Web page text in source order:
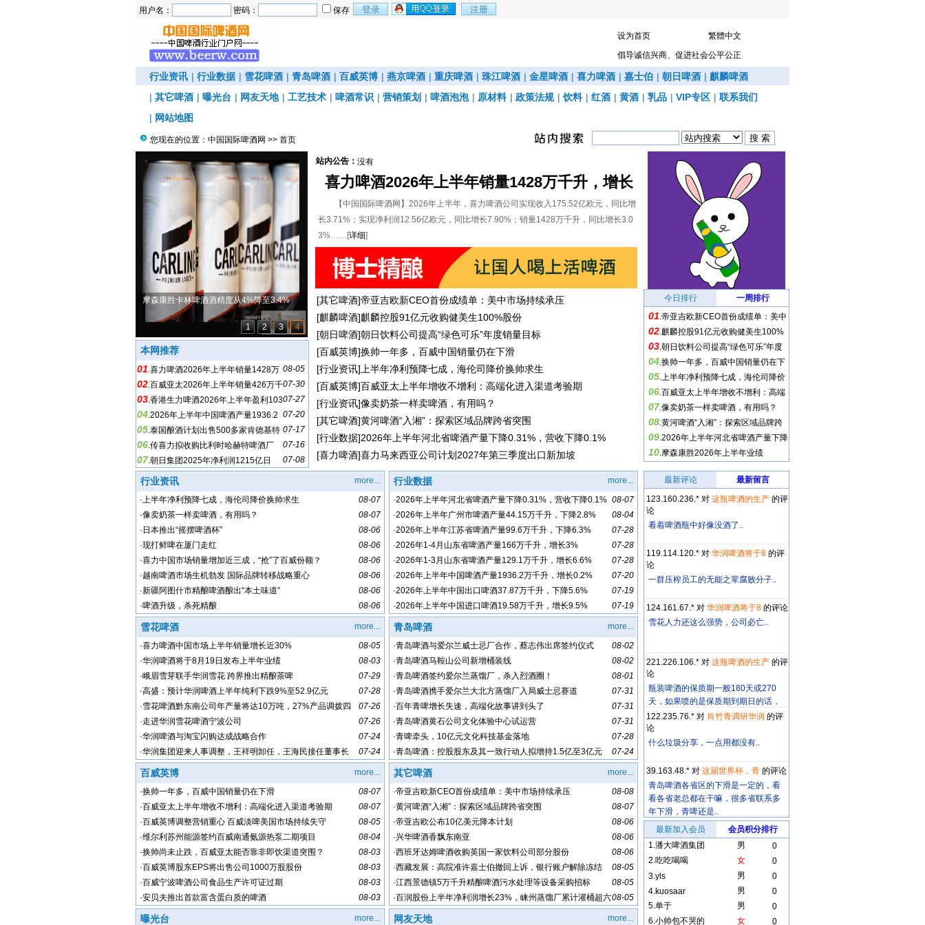
用户名： 密码： 保存
设为首页
繁體中文
倡导诚信兴商、促进社会公平公正
行业资讯 | 行业数据 | 雪花啤酒 | 青岛啤酒 | 百威英博 | 燕京啤酒 | 重庆啤酒 | 珠江啤酒 | 金星啤酒 | 喜力啤酒 | 嘉士伯 | 朝日啤酒 | 麒麟啤酒
| 其它啤酒 | 曝光台 | 网友天地 | 工艺技术 | 啤酒常识 | 营销策划 | 啤酒泡泡 | 原材料 | 政策法规 | 饮料 | 红酒 | 黄酒 | 乳品 | VIP专区 | 联系我们
| 网站地图
您现在的位置： 中国国际啤酒网 >> 首页
摩森康胜卡林啤酒酒精度从4%降至3.4%
1 2 3 4
本网推荐
08-05
01.喜力啤酒2026年上半年销量1428万
千升，增长3%
07-30
02.百威亚太2026年上半年销量426万千
升，下降2.3%
07-27
03.香港生力啤酒2026年上半年盈利103
4万港元，下降79%
07-20
04.2026年上半年中国啤酒产量1936.2
万千升，增长0.2%
07-17
05.泰国酿酒计划出售500多家肯德基特
许经营店
07-16
06.传喜力拟收购比利时哈赫特啤酒厂
07-08
07.朝日集团2025年净利润1215亿日
元，下降36.7%
站内公告： 没有
喜力啤酒2026年上半年销量1428万千升，增长
3%
【中国国际啤酒网】2026年上半年，喜力啤酒公司实现收入175.52亿欧元，同比增
长3.71%；实现净利润12.56亿欧元，同比增长7.90%；销量1428万千升，同比增长3.0
3%……[详细]
[其它啤酒]帝亚吉欧新CEO首份成绩单：美中市场持续承压
[麒麟啤酒]麒麟控股91亿元收购健美生100%股份
[朝日啤酒]朝日饮料公司提高“绿色可乐”年度销量目标
[百威英博]换帅一年多，百威中国销量仍在下滑
[行业资讯] 上半年净利预降七成，海伦司降价换帅求生
[百威英博]百威亚太上半年增收不增利：高端化进入渠道考验期
[行业资讯]像卖奶茶一样卖啤酒，有用吗？
[其它啤酒]黄河啤酒“入湘”：探索区域品牌跨省突围
[行业数据]2026年上半年河北省啤酒产量下降0.31%，营收下降0.1%
[喜力啤酒]喜力马来西亚公司计划2027年第三季度出口新加坡
今日排行 一周排行
01.帝亚吉欧新CEO首份成绩单：美中
市场持续承压
02.麒麟控股91亿元收购健美生100%
股份
03.朝日饮料公司提高“绿色可乐”年度
销量目标
04.换帅一年多，百威中国销量仍在下
滑
05.上半年净利预降七成，海伦司降价
换帅求生
06.百威亚太上半年增收不增利：高端
化进入渠道考验期
07.像卖奶茶一样卖啤酒，有用吗？
08.黄河啤酒“入湘”：探索区域品牌跨
省突围
09.2026年上半年河北省啤酒产量下降
0.31%，营收下降0.1%
10.摩森康胜2026年上半年业绩
more...
行业资讯
08-07
·上半年净利预降七成，海伦司降价换帅求生
08-07
·像卖奶茶一样卖啤酒，有用吗？
08-06
· 日本推出“摇摆啤酒杯”
08-06
·现打鲜啤在厦门走红
08-06
·喜力中国市场销量增加近三成，“抢”了百威份额？
08-06
·越南啤酒市场生机勃发 国际品牌转移战略重心
08-06
·新疆阿图什市精酿啤酒酿出“本土味道”
08-06
·啤酒升级，杀死精酿
more...
行业数据
08-07
·2026年上半年河北省啤酒产量下降0.31%，营收下降0.1%
08-04
·2026年上半年广州市啤酒产量44.15万千升，下降2.8%
07-28
·2026年上半年江苏省啤酒产量99.6万千升，下降6.3%
07-28
·2026年1-4月山东省啤酒产量166万千升，增长3%
07-28
·2026年1-3月山东省啤酒产量129.1万千升，增长6.6%
07-20
·2026年上半年中国啤酒产量1936.2万千升，增长0.2%
07-19
·2026年上半年中国出口啤酒37.87万千升，下降5.6%
07-19
·2026年上半年中国进口啤酒19.58万千升，增长9.5%
more...
雪花啤酒
08-05
·喜力啤酒中国市场上半年销量增长近30%
08-03
·华润啤酒将于8月19日发布上半年业绩
07-29
·峨眉雪芽联手华润雪花 跨界推出精酿茶啤
07-28
·高盛：预计华润啤酒上半年纯利下跌9%至52.9亿元
07-26
·雪花啤酒黔东南公司年产量将达10万吨，27%产品调拨四
川
07-26
·走进华润雪花啤酒宁波公司
07-24
·华润啤酒与淘宝闪购达成战略合作
07-24
·华润集团迎来人事调整，王祥明卸任，王海民接任董事长
more...
青岛啤酒
08-02
·青岛啤酒与爱尔兰威士忌厂合作，蔡志伟出席签约仪式
08-02
·青岛啤酒马鞍山公司新增桶装线
08-01
·青岛啤酒签约爱尔兰蒸馏厂，杀入烈酒圈！
07-31
·青岛啤酒携手爱尔兰大北方蒸馏厂入局威士忌赛道
07-31
·百年青啤增长失速，高端化故事讲到头了
07-31
·青岛啤酒黄石公司文化体验中心试运营
07-28
·青啤牵头，10亿元文化科技基金落地
07-24
·青岛啤酒：控股股东及其一致行动人拟增持1.5亿至3亿元
more...
百威英博
08-07
·换帅一年多，百威中国销量仍在下滑
08-07
·百威亚太上半年增收不增利：高端化进入渠道考验期
08-05
·百威英博调整营销重心 百威淡啤美国市场持续失守
08-04
·维尔利苏州能源签约百威南通氨源热泵二期项目
08-03
·换帅尚未止跌，百威亚太能否靠非即饮渠道突围？
08-03
·百威英博股东EPS将出售公司1000万股股份
08-03
·百威宁波啤酒公司食品生产许可证过期
08-03
·安贝夫推出首款富含蛋白质的啤酒
more...
其它啤酒
08-08
·帝亚吉欧新CEO首份成绩单：美中市场持续承压
08-07
·黄河啤酒“入湘”：探索区域品牌跨省突围
08-06
·帝亚吉欧公布10亿美元降本计划
08-06
·兴华啤酒香飘东南亚
08-06
·西班牙达姆啤酒收购英国一家饮料公司部分股份
08-05
·西藏发展：高院准许嘉士伯撤回上诉，银行账户解除冻结
08-05
·江西景德镇5万千升精酿啤酒污水处理等设备采购招标
08-05
·百润股份上半年净利润增长23%，崃州蒸馏厂累计灌桶超六
十万桶
more...
曝光台 more...
网友天地
最新评论
最新留言
123.160.236.* 对 这瓶啤酒的生产 的评
论
看着啤酒瓶中好像没酒了..
119.114.120.* 对 华润啤酒将于8 的评
论
一群压榨员工的无能之辈腐败分子..
124.161.67.* 对 华润啤酒将于8 的评论
雪花人力还这么强势，公司必亡..
221.226.106.* 对 这瓶啤酒的生产 的评
论
瓶装啤酒的保质期一般180天或270
天，如果喷的是保质期到期日的话，
这个日期明显..
122.235.76.* 对 肖竹青调研华润 的评
论
什么垃圾分享，一点用都没有..
39.163.48.* 对 这届世界杯，青 的评论
青岛啤酒各省区的下滑是一定的，看
看各省老总都在干嘛，很多省联系多
年下滑，青啤还是..
最新加入会员
会员积分排行
1.潘大啤酒集团 男
0
2.吃吃喝喝 女
0
3.yls 男
0
4.kuosaar 男
0
5.单于 男
0
6.小帅包不哭的 女 0